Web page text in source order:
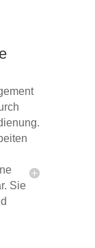
Sie